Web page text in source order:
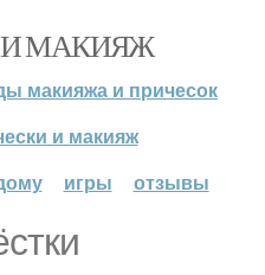
МАКИЯЖ
макияжа и причесок
и макияж
игры отзывы